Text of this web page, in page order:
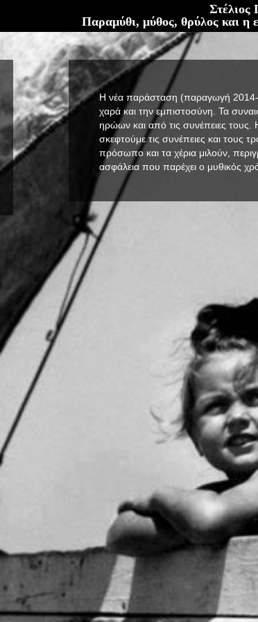
Στέλιος
Παραμύθι, μύθος, θρύλος και η
Η νέα παράσταση (παραγωγή 2014-
χαρά και την εμπιστοσύνη. Τα
ηρώων και από τις συνέπειες
σκεφτούμε τις συνέπειες και τους
πρόσωπο και τα χέρια μιλούν,
ασφάλεια που παρέχει ο μυθικός